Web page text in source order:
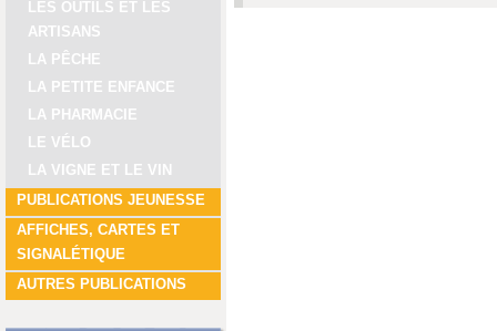
LES OUTILS ET LES
ARTISANS
LA PÊCHE
LA PETITE ENFANCE
LA PHARMACIE
LE VÉLO
LA VIGNE ET LE VIN
PUBLICATIONS JEUNESSE
AFFICHES, CARTES ET
SIGNALÉTIQUE
AUTRES PUBLICATIONS